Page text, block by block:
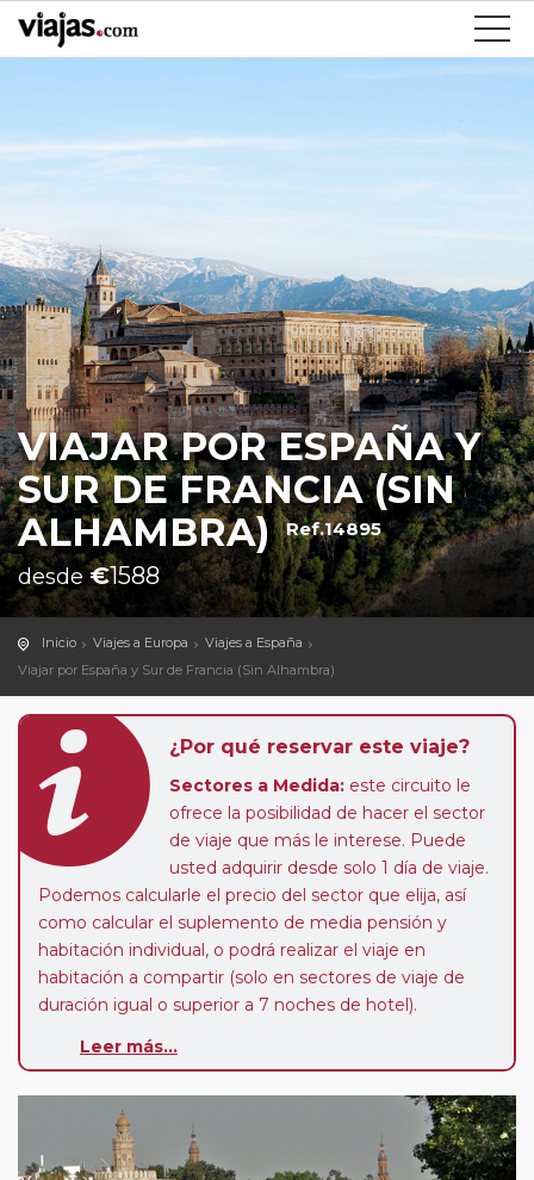
VIAJAR POR ESPAÑA Y
SUR DE FRANCIA (SIN
ALHAMBRA)
Ref.14895
desde€1588
Inicio Viajes a Europa
Viajes a España
Viajar por España y Sur de Francia (Sin Alhambra)
¿Por qué reservar este viaje?
Sectores a Medida: este circuito le
ofrece la posibilidad de hacer el sector
de viaje que más le interese. Puede
usted adquirir desde solo 1 día de viaje.
Podemos calcularle el precio del sector que elija, así
como calcular el suplemento de media pensión y
habitación individual, o podrá realizar el viaje en
habitación a compartir (solo en sectores de viaje de
duración igual o superior a 7 noches de hotel).
de que usted pueda programar una o más paradas en
7 noches según circuito y fechas de salida. Es
fundamental que el circuito tenga salida posterior a la
fecha escogida y permita la salida deseada. El
Leer más...